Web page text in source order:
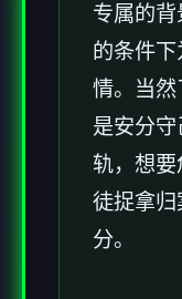
专属的
的条件下
情。当
是安分
轨，想
徒捉拿
分。